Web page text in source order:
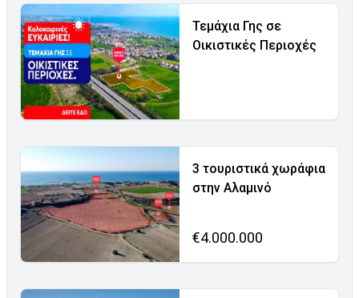
Τεμάχια Γης σε
Οικιστικές Περιοχές
3 τουριστικά χωράφια
στην Αλαμινό
€4.000.000